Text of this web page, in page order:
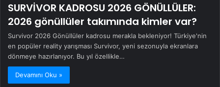
SURVİVOR KADROSU 2026 GÖNÜLLÜLER:
2026 gönüllüler takımında kimler var?
Survivor 2026 Gönüllüler kadrosu merakla bekleniyor! Türkiye'nin
en popüler reality yarışması Survivor, yeni sezonuyla ekranlara
dönmeye hazırlanıyor. Bu yıl özellikle…
Devamını Oku »